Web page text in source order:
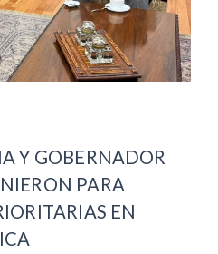
Y GOBERNADOR
PARA
EN